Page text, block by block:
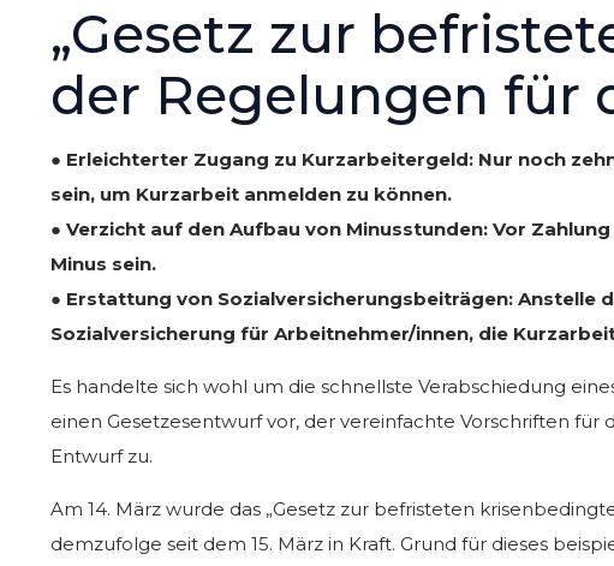
„Gesetz zur
der Regelungen für
● Erleichterter Zugang zu Kurzarbeitergeld: Nur noch
sein, um Kurzarbeit anmelden zu können.
● Verzicht auf den Aufbau von Minusstunden: Vor
Minus sein.
● Erstattung von Sozialversicherungsbeiträgen:
Sozialversicherung für Arbeitnehmer/innen, die
Es handelte sich wohl um die schnellste Verabschiedung
einen Gesetzesentwurf vor, der vereinfachte Vorschriften
Entwurf zu.
Am 14. März wurde das „Gesetz zur befristeten
demzufolge seit dem 15. März in Kraft. Grund für dieses